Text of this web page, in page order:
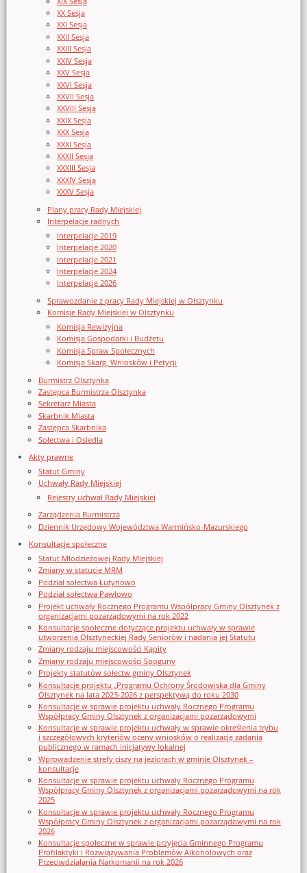
XX Sesja
XXI Sesja
XXII Sesja
XXIII Sesja
XXIV Sesja
XXV Sesja
XXVI Sesja
XXVII Sesja
XXVIII Sesja
XXIX Sesja
XXX Sesja
XXXI Sesja
XXXII Sesja
XXXIII Sesja
XXXIV Sesja
XXXV Sesja
Plany pracy Rady Miejskiej
Interpelacje radnych
Interpelacje 2019
Interpelacje 2020
Interpelacje 2021
Interpelacje 2024
Interpelacje 2026
Sprawozdanie z pracy Rady Miejskiej w Olsztynku
Komisje Rady Miejskiej w Olsztynku
Komisja Rewizyjna
Komisja Gospodarki i Budżetu
Komisja Spraw Społecznych
Komisja Skarg, Wniosków i Petycji
Burmistrz Olsztynka
Zastępca Burmistrza Olsztynka
Sekretarz Miasta
Skarbnik Miasta
Zastępca Skarbnika
Sołectwa i Osiedla
Akty prawne
Statut Gminy
Uchwały Rady Miejskiej
Rejestry uchwał Rady Miejskiej
Zarządzenia Burmistrza
Dziennik Urzędowy Województwa Warmińsko-Mazurskiego
Konsultacje społeczne
Statut Młodzieżowej Rady Miejskiej
Zmiany w statucie MRM
Podział sołectwa Łutynowo
Podział sołectwa Pawłowo
Projekt uchwały Rocznego Programu Współpracy Gminy Olsztynek z
organizacjami pozarządowymi na rok 2022
Konsultacje społeczne dotyczące projektu uchwały w sprawie
utworzenia Olsztyneckiej Rady Seniorów i nadania jej Statutu
Zmiany rodzaju miejscowości Kąpity
Zmiany rodzaju miejscowości Spoguny
Projekty statutów sołectw gminy Olsztynek
Konsultacje projektu „Programu Ochrony Środowiska dla Gminy
Olsztynek na lata 2023-2026 z perspektywą do roku 2030
Konsultacje w sprawie projektu uchwały Rocznego Programu
Współpracy Gminy Olsztynek z organizacjami pozarządowymi
Konsultacje w sprawie projektu uchwały w sprawie określenia trybu
i szczegółowych kryteriów oceny wniosków o realizację zadania
publicznego w ramach inicjatywy lokalnej
Wprowadzenie strefy ciszy na jeziorach w gminie Olsztynek –
konsultacje
Konsultacje w sprawie projektu uchwały Rocznego Programu
Współpracy Gminy Olsztynek z organizacjami pozarządowymi na rok
2025
Konsultacje w sprawie projektu uchwały Rocznego Programu
Współpracy Gminy Olsztynek z organizacjami pozarządowymi na rok
2026
Konsultacje społeczne w sprawie przyjęcia Gminnego Programu
Profilaktyki i Rozwiązywania Problemów Alkoholowych oraz
Przeciwdziałania Narkomanii na rok 2026